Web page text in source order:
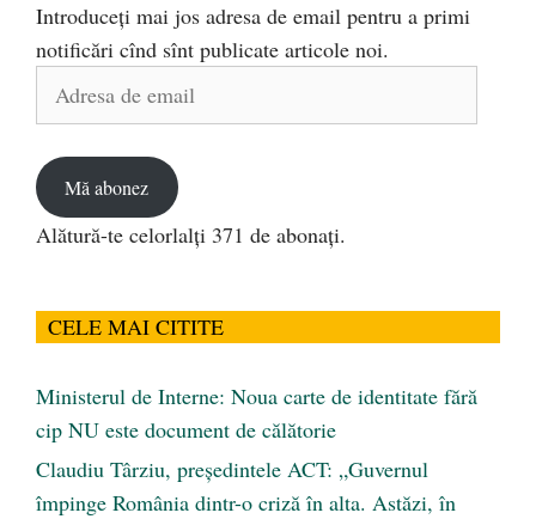
Introduceți mai jos adresa de email pentru a primi
notificări cînd sînt publicate articole noi.
Adresa
Mă abonez
Alătură-te celorlalți 371 de abonați.
CELE MAI CITITE
Ministerul de Interne: Noua carte de identitate fără
cip NU este document de călătorie
Claudiu Târziu, președintele ACT: „Guvernul
împinge România dintr-o criză în alta. Astăzi, în